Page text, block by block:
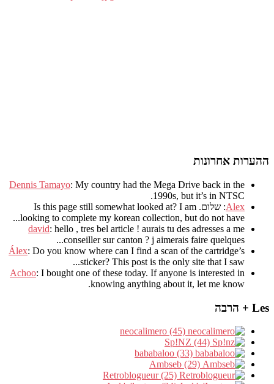
ההערות אחרונות
Dennis Tamayo: My country had the Mega Drive back in the
1990s, but it’s in NTSC
.
Alex: שלום. Is this page still somewhat looked at? I am
looking to complete my korean collection, but do not have..
.
david: hello , tres bel article ! aurais tu des adresses a me
conseiller sur canton ? j aimerais faire quelques..
.
Álex: Do you know where can I find a scan of the cartridge’s
sticker? This post is the only site that I saw...
Achoo: I bought one of these today. If anyone is interested in
knowing anything about it, let me know.
Les + הרבה